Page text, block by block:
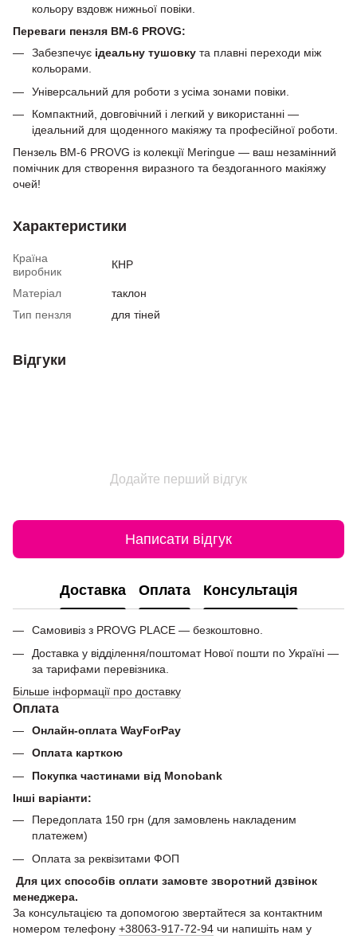
кольору вздовж нижньої повіки.
Переваги пензля BM-6 PROVG:
Забезпечує ідеальну тушовку та плавні переходи між
кольорами.
Універсальний для роботи з усіма зонами повіки.
Компактний, довговічний і легкий у використанні —
ідеальний для щоденного макіяжу та професійної роботи.
Пензель BM-6 PROVG із колекції Meringue — ваш незамінний
помічник для створення виразного та бездоганного макіяжу
очей!
Характеристики
Країна
виробник
КНР
Матеріал
таклон
Тип пензля
для тіней
Відгуки
Додайте перший відгук
Написати відгук
Доставка Оплата Консультація
Самовивіз з PROVG PLACE — безкоштовно.
Доставка у відділення/поштомат Нової пошти по Україні —
за тарифами перевізника.
Більше інформації про доставку
Оплата
Онлайн-оплата WayForPay
Оплата карткою
Покупка частинами від Monobank
Інші варіанти:
Передоплата 150 грн (для замовлень накладеним
платежем)
Оплата за реквізитами ФОП
Для цих способів оплати замовте зворотний дзвінок
менеджера.
За консультацією та допомогою звертайтеся за контактним
номером телефону +38063-917-72-94 чи напишіть нам у